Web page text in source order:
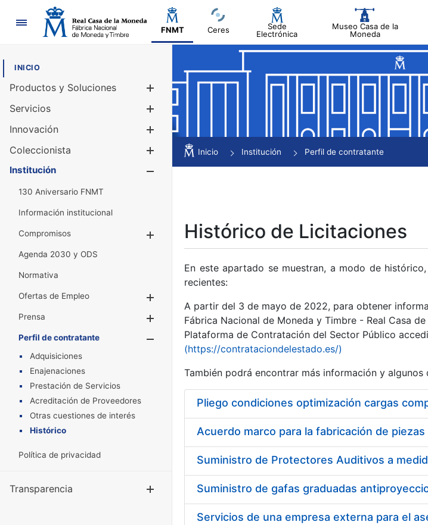
Navegación
FNMT Ceres
Sede
Electrónica
Museo Casa de la
Moneda
INICIO
Productos y Soluciones
Mostrar/Ocultar
Servicios
Innovación
Coleccionista
Mostrar/Ocultar
Institución
130 Aniversario FNMT
Información institucional
Compromisos
Mostrar/Ocultar
Agenda 2030 y ODS
Normativa
Ofertas de Empleo
Prensa
Mostrar/Ocultar
Perfil de contratante
Mostrar/Ocultar
Adquisiciones
Enajenaciones
Prestación de Servicios
Acreditación de Proveedores
Otras cuestiones de interés
Histórico
Política de privacidad
Transparencia Mostrar/Ocultar
Inicio Institución Perfil de contratante
Histórico de Licitaciones
En este apartado se muestran, a modo de
recientes:
A partir del 3 de mayo de 2022, para obtener
Fábrica Nacional de Moneda y Timbre - Real Casa
Plataforma de Contratación del Sector Público
(https://contrataciondelestado.es/)
También podrá encontrar más información y
Pliego condiciones optimización cargas
Acuerdo marco para la fabricación de piezas